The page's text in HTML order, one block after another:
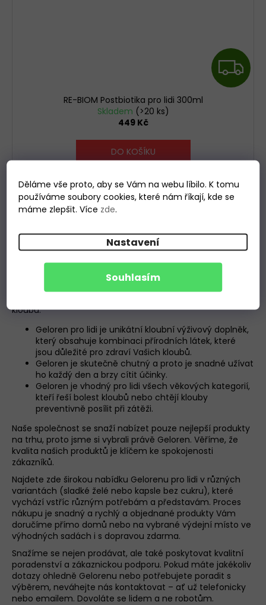
Děláme vše proto, aby se Vám na webu líbilo. K tomu
používáme soubory cookies, které nám říkají, kde se
máme zlepšit. Více zde.
Nastavení
Souhlasím
Z
M
RE-BIOM Postbiotika pro lidi 300ml
Skladem (>20 ks)
449 Kč
DO KOŠÍKU
Geloren - špičková
kloubní výživa
Vítejte na webových stránkách Gehab.cz, Vašeho
specialisty na kloubní výživu Geloren. Zaměřujeme se na
kloubů.
Geloren pro lidi je unikátní kloubní výživový doplněk,
který obsahuje kombinaci přírodních látek, které
jsou důležité pro zdraví Vašich kloubů.
Geloren je skutečně chutný a proto je snadné užívat
ho každý den a brzy cítit účinky.
Geloren je vhodný pro lidi všech věkových kategorií,
kteří řeší bolest kloubů nebo chtějí klouby
preventivně posílit při zátěži.
Naše společnost se snaží nabízet pouze nejlepší produkty
na trhu, proto jsme si vybrali právě Geloren. Věříme, že
kvalita našich produktů je klíčem ke spokojenosti
zákazníků.
Najdete zde širokou nabídku Gelorenu pro lidi v různých
variantách (sladké želé nebo kapsle bez cukru), které
vychází vstříc různým potřebám a představám. Proces
nákupu je snadný a rychlý a objednané produkty Vám
doručíme přímo domů nebo na vybrané výdejní místo ve
výhodných sadách i s dopravou zdarma.
Snažíme se nejen prodávat, ale také poskytovat kvalitní
poradenství a zákaznickou podporu. Pokud máte jakékoliv
dotazy ohledně Gelorenu nebo potřebujete poradit s
výběrem, neváhejte nás kontaktovat – ať už telefonicky
nebo emailem. Dovoláte se lidem a ne robotům.